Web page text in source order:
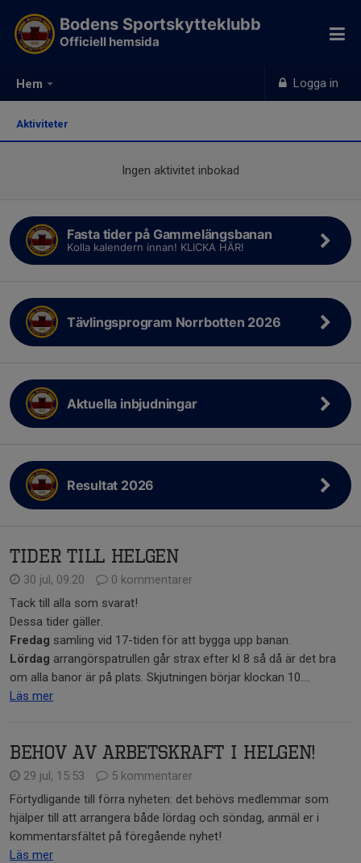
Hem Logga in
Bodens Sportskytteklubb
Officiell hemsida
Aktiviteter
Ingen aktivitet inbokad
Fasta tider på Gammelängsbanan
Kolla kalendern innan! KLICKA HÄR!
Tävlingsprogram Norrbotten 2026
Aktuella inbjudningar
Resultat 2026
Tider till helgen
30 jul, 09:20
0 kommentarer
Tack till alla som svarat!
Dessa tider gäller.
Fredag samling vid 17-tiden för att bygga upp banan.
Lördag arrangörspatrullen går strax efter kl 8 så då är det bra
om alla banor är på plats. Skjutningen börjar klockan 10....
Läs mer
Behov av arbetskraft i helgen!
29 jul, 15:53
5 kommentarer
Förtydligande till förra nyheten: det behövs medlemmar som
hjälper till att arrangera både lördag och söndag, anmäl er i
kommentarsfältet på föregående nyhet!
Läs mer